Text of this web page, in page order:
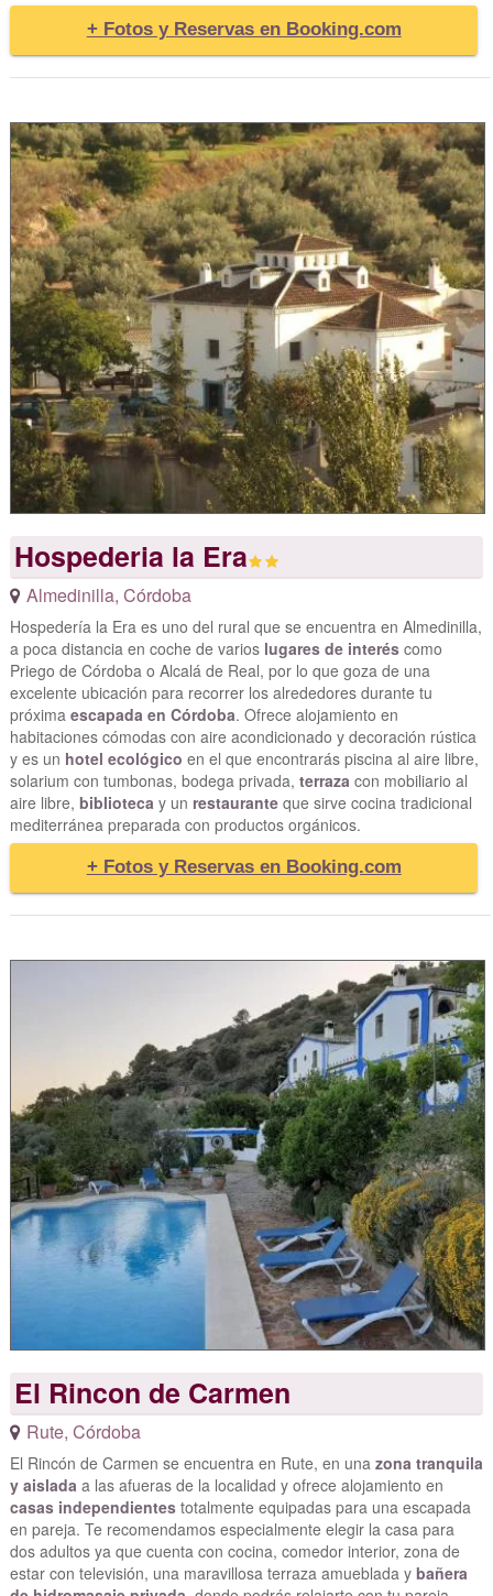
+ Fotos y Reservas en Booking.com
Hospederia la Era
Almedinilla, Córdoba
Hospedería la Era es uno del rural que se encuentra en Almedinilla,
a poca distancia en coche de varios lugares de interéscomo
Priego de Córdoba o Alcalá de Real, por lo que goza de una
excelente ubicación para recorrer los alrededores durante tu
próxima escapada en Córdoba. Ofrece alojamiento en
habitaciones cómodas con aire acondicionado y decoración rústica
y es un hotel ecológico en el que encontrarás piscina al aire libre,
solarium con tumbonas, bodega privada, terraza con mobiliario al
aire libre, biblioteca y un restauranteque sirve cocina tradicional
mediterránea preparada con productos orgánicos.
+ Fotos y Reservas en Booking.com
El Rincon de Carmen
Rute, Córdoba
El Rincón de Carmen se encuentra en Rute, en una zona tranquila
y aislada a las afueras de la localidad y ofrece alojamiento en
casas independientestotalmente equipadas para una escapada
en pareja. Te recomendamos especialmente elegir la casa para
dos adultos ya que cuenta con cocina, comedor interior, zona de
estar con televisión, una maravillosa terraza amueblada y bañera